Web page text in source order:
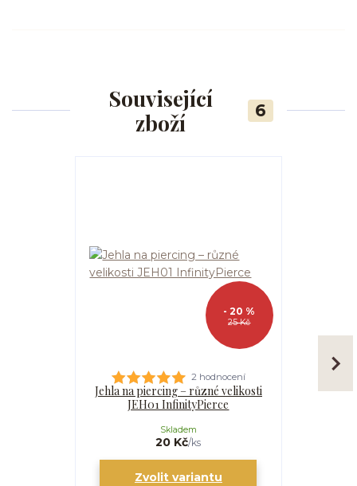
Související
zboží
6
25 Kč
- 20 %
2 hodnocení
Jehla na piercing – různé velikosti
JEH01 InfinityPierce
20 Kč/ks
Skladem
Zvolit variantu